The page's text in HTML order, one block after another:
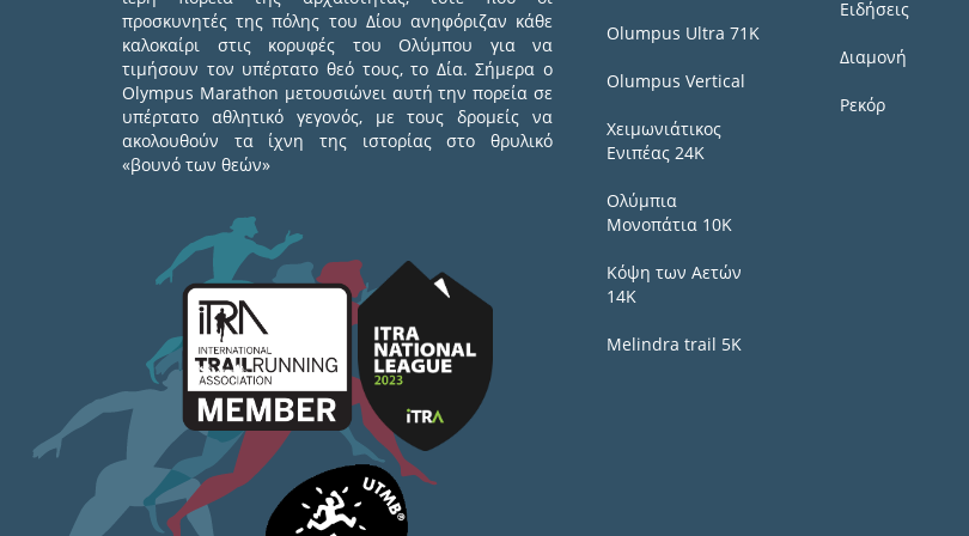
προσκυνητές της πόλης του Δίου ανηφόριζαν κάθε
καλοκαίρι στις κορυφές του Ολύμπου για να
τιμήσουν τον υπέρτατο θεό τους, το Δία. Σήμερα ο
Olympus Marathon μετουσιώνει αυτή την πορεία σε
υπέρτατο αθλητικό γεγονός, με τους δρομείς να
ακολουθούν τα ίχνη της ιστορίας στο θρυλικό
«βουνό των θεών»
Olumpus Ultra 71K
Olumpus Vertical
Χειμωνιάτικος
Ενιπέας 24Κ
Ολύμπια
Μονοπάτια 10Κ
Κόψη των Αετών
14Κ
Melindra trail 5Κ
Ειδήσεις
Διαμονή
Ρεκόρ